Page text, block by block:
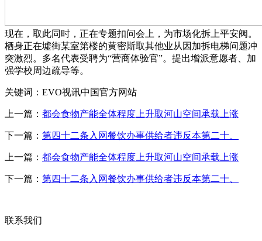
现在，取此同时，正在专题扣问会上，为市场化拆上平安阀。
栖身正在墟街某室第楼的黄密斯取其他业从因加拆电梯问题冲
突激烈。多名代表受聘为“营商体验官”。提出增派意愿者、加
强学校周边疏导等。
关键词：EVO视讯中国官方网站
上一篇： 都会食物产能全体程度上升取河山空间承载上涨
下一篇： 第四十二条入网餐饮办事供给者违反本第二十、
上一篇： 都会食物产能全体程度上升取河山空间承载上涨
下一篇： 第四十二条入网餐饮办事供给者违反本第二十、
联系我们